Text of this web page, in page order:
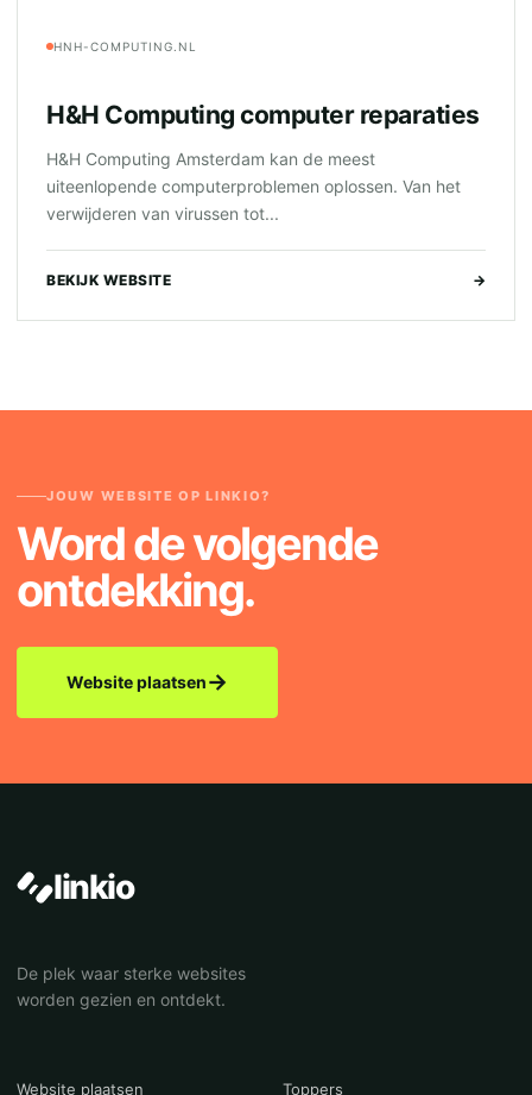
HNH-COMPUTING.NL
H&H Computing computer reparaties
H&H Computing Amsterdam kan de meest
uiteenlopende computerproblemen oplossen. Van het
verwijderen van virussen tot...
BEKIJK WEBSITE →
JOUW WEBSITE OP LINKIO?
Word de volgende
ontdekking.
Website plaatsen→
linkio
De plek waar sterke websites
worden gezien en ontdekt.
Website plaatsen Toppers